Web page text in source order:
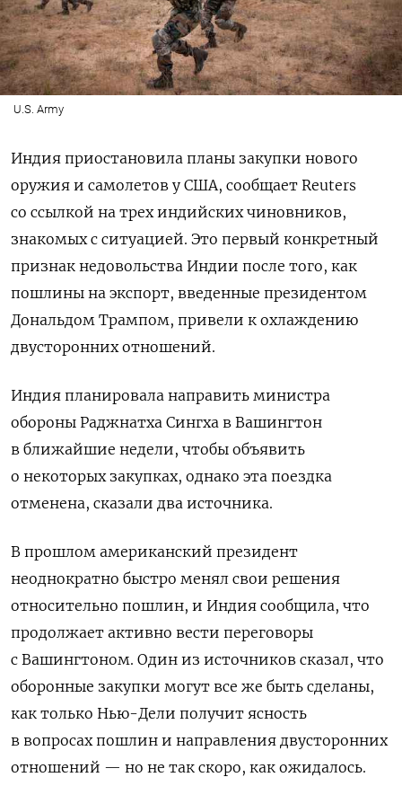
U.S. Army
Индия приостановила планы закупки нового
оружия и самолетов у США, сообщает Reuters
со ссылкой на трех индийских чиновников,
знакомых с ситуацией. Это первый конкретный
признак недовольства Индии после того, как
пошлины на экспорт, введенные президентом
Дональдом Трампом, привели к охлаждению
двусторонних отношений.
Индия планировала направить министра
обороны Раджнатха Сингха в Вашингтон
в ближайшие недели, чтобы объявить
о некоторых закупках, однако эта поездка
отменена, сказали два источника.
В прошлом американский президент
неоднократно быстро менял свои решения
относительно пошлин, и Индия сообщила, что
продолжает активно вести переговоры
с Вашингтоном. Один из источников сказал, что
оборонные закупки могут все же быть сделаны,
как только Нью-Дели получит ясность
в вопросах пошлин и направления двусторонних
отношений — но не так скоро, как ожидалось.